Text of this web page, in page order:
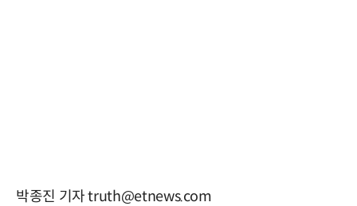
박종진 기자 truth@etnews.com